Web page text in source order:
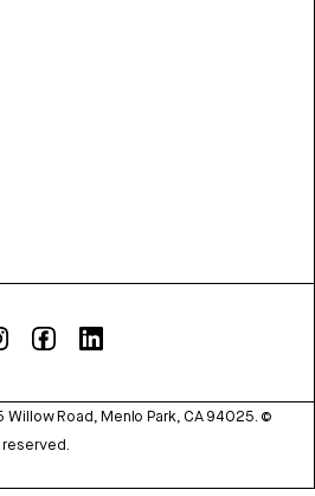
Road, Menlo Park, CA 94025. ©